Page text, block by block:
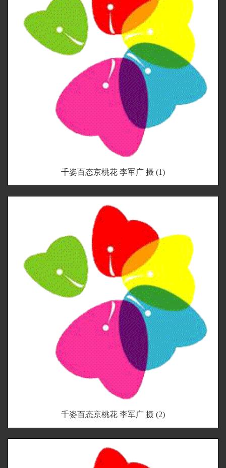
千姿百态京桃花 李军广 摄 (1)
千姿百态京桃花 李军广 摄 (2)